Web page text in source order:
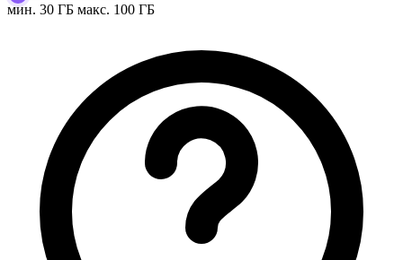
мин. 30 ГБ макс. 100 ГБ